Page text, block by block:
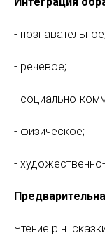
-
- речевое;
- социально-
- физическое;
-
Чтение р.н.